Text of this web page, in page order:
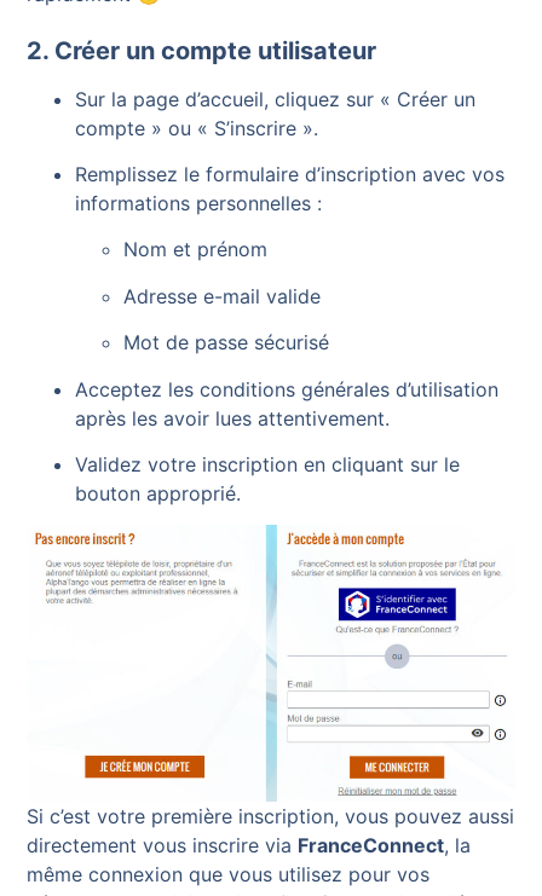
2. Créer un compte utilisateur
Sur la page d’accueil, cliquez sur « Créer un
compte » ou « S’inscrire ».
Remplissez le formulaire d’inscription avec vos
informations personnelles :
Nom et prénom
Adresse e-mail valide
Mot de passe sécurisé
Acceptez les conditions générales d’utilisation
après les avoir lues attentivement.
Validez votre inscription en cliquant sur le
bouton approprié.
Si c’est votre première inscription, vous pouvez aussi
directement vous inscrire via FranceConnect, la
même connexion que vous utilisez pour vos